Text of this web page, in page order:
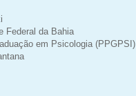
Federal da Bahia
em Psicologia (PPGPSI)